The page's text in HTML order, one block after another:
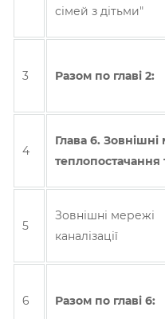
сімей з дітьми"
3 Разом по главi 2:
4
Глава 6. Зовнiшнi
5
Зовнішні мережі
каналізації
6 Разом по главi 6: